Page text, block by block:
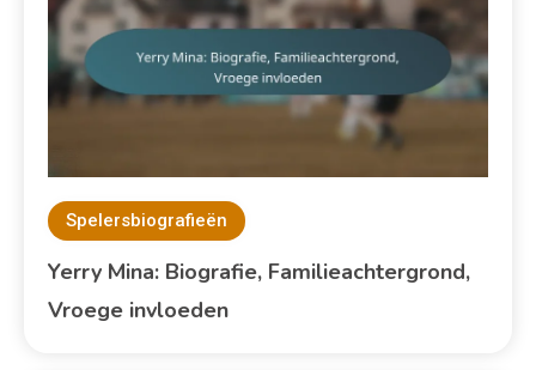
Spelersbiografieën
Yerry Mina: Biografie, Familieachtergrond,
Vroege invloeden